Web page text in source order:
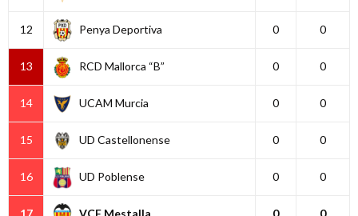
12 Penya Deportiva 0 0
13 RCD Mallorca “B” 0 0
14 UCAM Murcia 0 0
15 UD Castellonense 0 0
16 UD Poblense 0 0
17 VCF Mestalla 0 0